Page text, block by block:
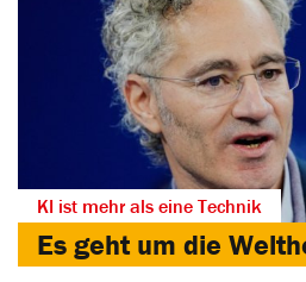
KI ist mehr als eine Technik
Es geht um die